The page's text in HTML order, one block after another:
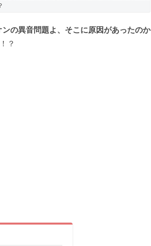
ンの異音問題よ、そこに原因があったのか
？